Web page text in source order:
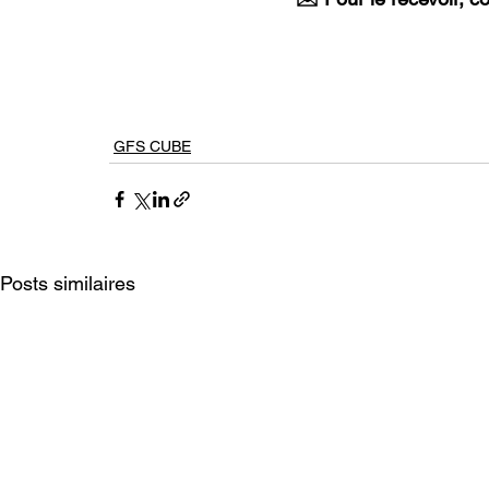
GFS CUBE
Posts similaires